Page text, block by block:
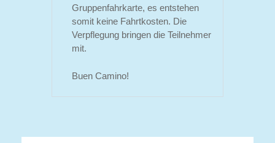
Gruppenfahrkarte, es entstehen
somit keine Fahrtkosten. Die
Verpflegung bringen die Teilnehmer
mit.
Buen Camino!